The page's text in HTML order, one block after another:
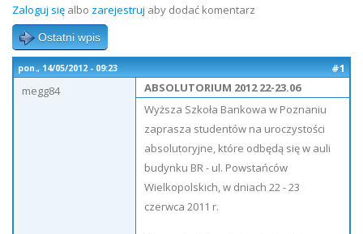
Zaloguj się albo zarejestruj aby dodać komentarz
Ostatni wpis
pon., 14/05/2012 - 09:23
#1
megg84
ABSOLUTORIUM 2012 22-23.06
Wyższa Szkoła Bankowa w Poznaniu
zaprasza studentów na uroczystości
absolutoryjne, które odbędą się w auli
budynku BR - ul. Powstańców
Wielkopolskich, w dniach 22 - 23
czerwca 2011 r.